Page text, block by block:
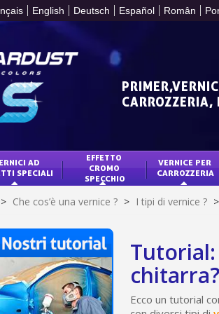
English Deutsch Español Român
AD
SPECIALI
EFFETTO
CROMO
SPECCHIO
VERNICE PER
CARROZZERIA
> Che cos’è una vernice ? > I tipi di vernice ? >
chitarra?
Ecco un tutorial